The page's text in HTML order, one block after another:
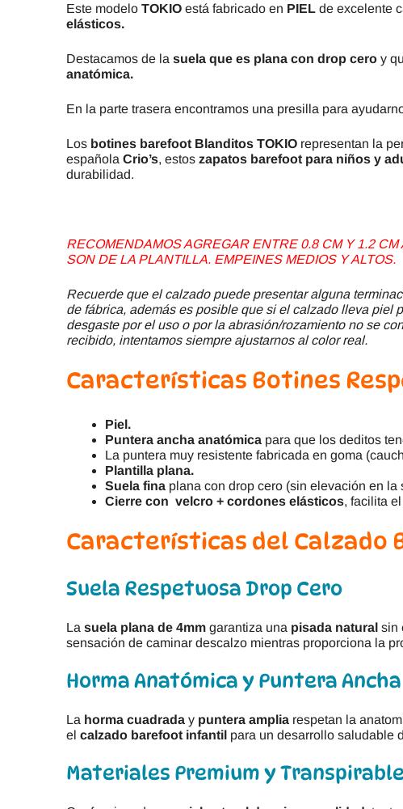
Este modelo TOKIO está fabricado en PIEL de excelente
elásticos.
Destacamos de la suela que es plana con drop cero y
anatómica.
En la parte trasera encontramos una presilla para
Los botines barefoot Blanditos TOKIO representan la
española Crio’s, estos zapatos barefoot para niños y
durabilidad.
RECOMENDAMOS AGREGAR ENTRE 0.8 CM Y 1.2
SON DE LA PLANTILLA. EMPEINES MEDIOS Y ALTOS.
Recuerde que el calzado puede presentar alguna
de fábrica, además es posible que si el calzado lleva piel
desgaste por el uso o por la abrasión/rozamiento no se
recibido, intentamos siempre ajustarnos al color real.
Características Botines
Piel.
Puntera ancha anatómica para que los deditos
La puntera muy resistente fabricada en goma
Plantilla plana.
Suela fina plana con drop cero (sin elevación en
Cierre con velcro + cordones elásticos, facilita
Características del Calzado
Suela Respetuosa Drop Cero
La suela plana de 4mm garantiza una pisada natural sin
sensación de caminar descalzo mientras proporciona la
Horma Anatómica y Puntera Ancha
La horma cuadrada y puntera amplia respetan la
el calzado barefoot infantil para un desarrollo saludable
Materiales Premium y